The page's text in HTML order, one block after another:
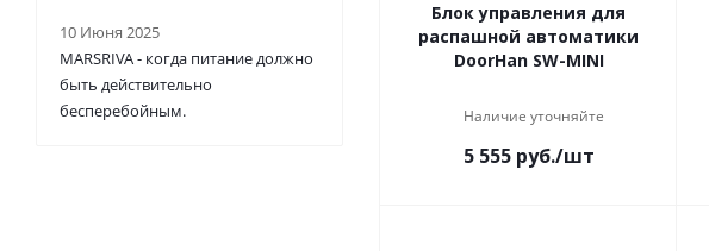
Блок управления для
распашной автоматики
DoorHan SW-MINI
Наличие уточняйте
5 555руб./шт
10 Июня 2025
MARSRIVA - когда питание должно
быть действительно
бесперебойным.